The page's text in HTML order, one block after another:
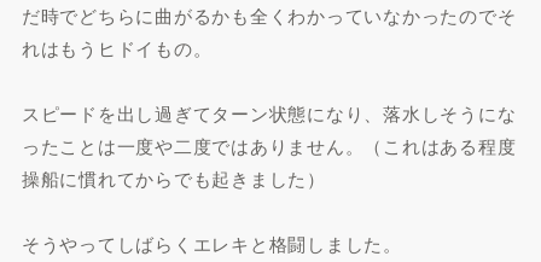
だ時でどちらに曲がるかも全くわかっていなかったのでそ
れはもうヒドイもの。
スピードを出し過ぎてターン状態になり、落水しそうにな
ったことは一度や二度ではありません。（これはある程度
操船に慣れてからでも起きました）
そうやってしばらくエレキと格闘しました。